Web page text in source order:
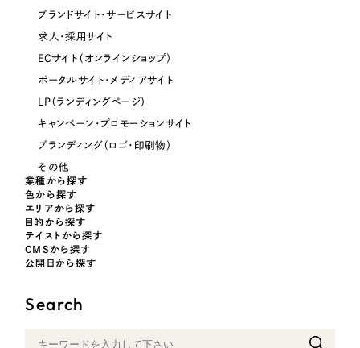
オレンジ・橙色
パープル・紫色
ピンク・桃色
ブランドサイト・サービスサイト
求人・採用サイト
ECサイト（オンラインショップ）
ポータルサイト・メディアサイト
LP（ランディングページ）
キャンペーン・プロモーションサイト
ブランディング（ロゴ・印刷物）
その他
業種から探す
色から探す
エリアから探す
目的から探す
テイストから探す
CMSから探す
公開日から探す
Search